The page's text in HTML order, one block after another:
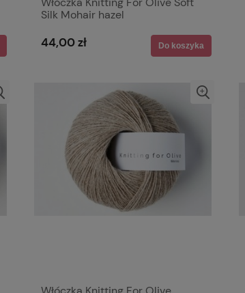
Silk Mohair hazel
44,00 zł Do koszyka